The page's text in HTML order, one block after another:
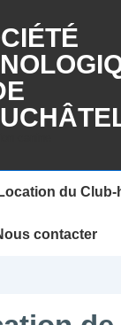
Location du Club-
contacter